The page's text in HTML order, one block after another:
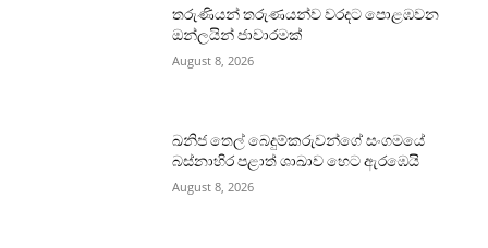
තරුණියන් තරුණයන්ව වරදට පොළඹවන
ඔන්ලයින් ජාවාරමක්
August 8, 2026
ඛනිජ තෙල් බෙදුම්කරුවන්ගේ සංගමයේ
බස්නාහිර පළාත් ශාඛාව හෙට ඇරඹෙයි
August 8, 2026